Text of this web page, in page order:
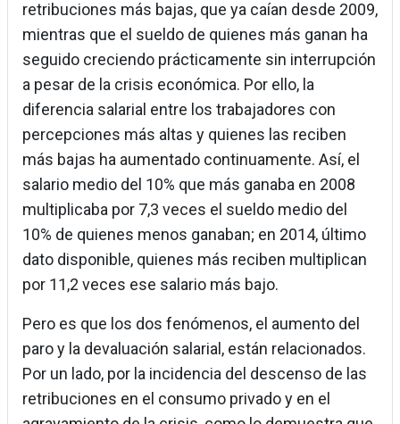
retribuciones más bajas, que ya caían desde 2009,
mientras que el sueldo de quienes más ganan ha
seguido creciendo prácticamente sin interrupción
a pesar de la crisis económica. Por ello, la
diferencia salarial entre los trabajadores con
percepciones más altas y quienes las reciben
más bajas ha aumentado continuamente. Así, el
salario medio del 10% que más ganaba en 2008
multiplicaba por 7,3 veces el sueldo medio del
10% de quienes menos ganaban; en 2014, último
dato disponible, quienes más reciben multiplican
por 11,2 veces ese salario más bajo.
Pero es que los dos fenómenos, el aumento del
paro y la devaluación salarial, están relacionados.
Por un lado, por la incidencia del descenso de las
retribuciones en el consumo privado y en el